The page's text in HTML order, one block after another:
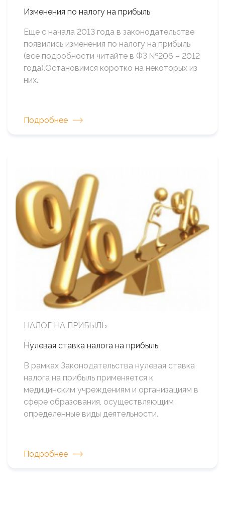
Изменения по налогу на прибыль
Еще с начала 2013 года в законодательстве
появились изменения по налогу на прибыль
(все подробности читайте в ФЗ №206 – 2012
года).Остановимся коротко на некоторых из
них.
Подробнее
НАЛОГ НА ПРИБЫЛЬ
Нулевая ставка налога на прибыль
В рамках Законодательства нулевая ставка
налога на прибыль применяется к
медицинским учреждениям и организациям в
сфере образования, осуществляющим
определенные виды деятельности.
Подробнее